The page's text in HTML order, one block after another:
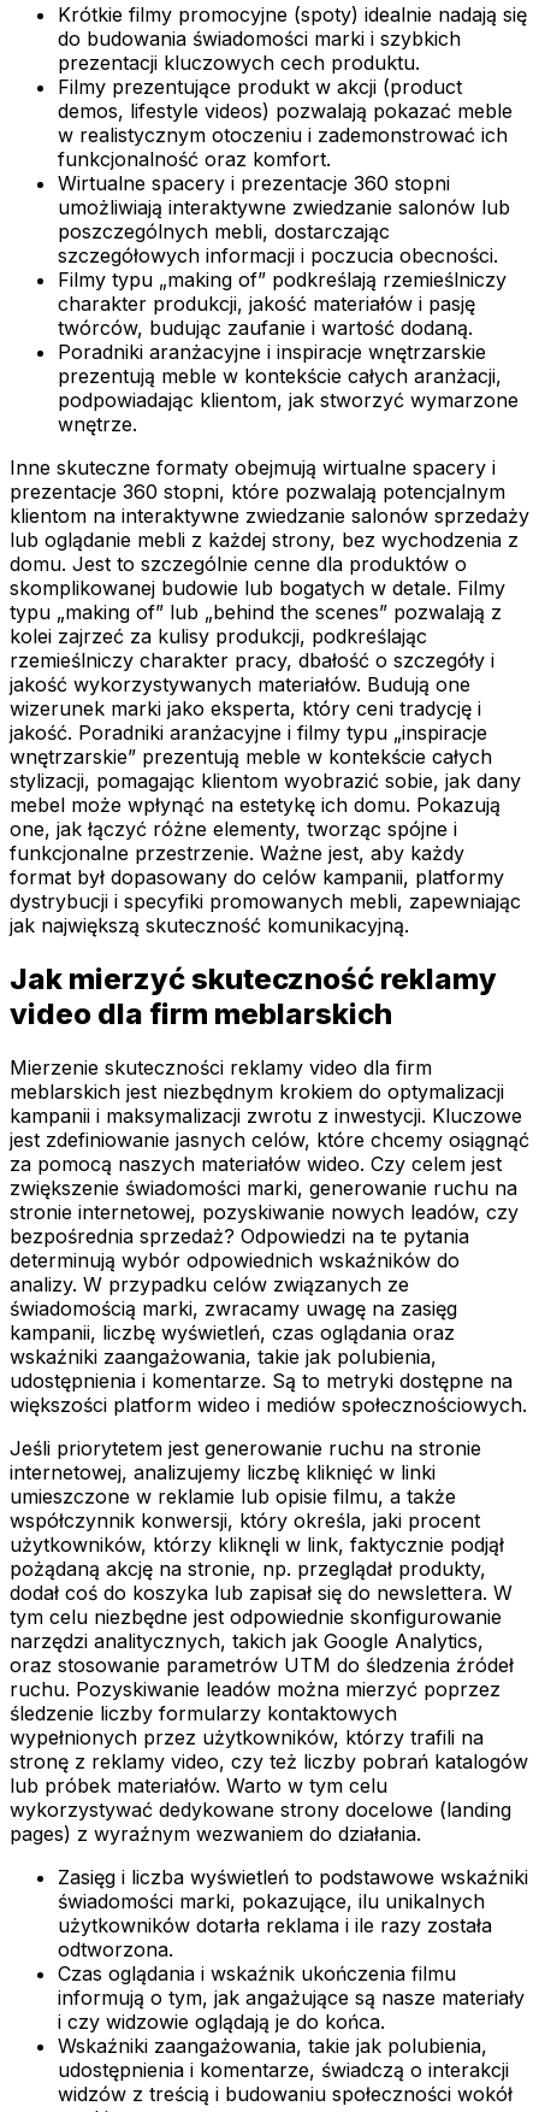
Krótkie filmy promocyjne (spoty) idealnie nadają się
do budowania świadomości marki i szybkich
prezentacji kluczowych cech produktu.
Filmy prezentujące produkt w akcji (product
demos, lifestyle videos) pozwalają pokazać meble
w realistycznym otoczeniu i zademonstrować ich
funkcjonalność oraz komfort.
Wirtualne spacery i prezentacje 360 stopni
umożliwiają interaktywne zwiedzanie salonów lub
poszczególnych mebli, dostarczając
szczegółowych informacji i poczucia obecności.
Filmy typu „making of” podkreślają rzemieślniczy
charakter produkcji, jakość materiałów i pasję
twórców, budując zaufanie i wartość dodaną.
Poradniki aranżacyjne i inspiracje wnętrzarskie
prezentują meble w kontekście całych aranżacji,
podpowiadając klientom, jak stworzyć wymarzone
wnętrze.
Inne skuteczne formaty obejmują wirtualne spacery i
prezentacje 360 stopni, które pozwalają potencjalnym
klientom na interaktywne zwiedzanie salonów sprzedaży
lub oglądanie mebli z każdej strony, bez wychodzenia z
domu. Jest to szczególnie cenne dla produktów o
skomplikowanej budowie lub bogatych w detale. Filmy
typu „making of” lub „behind the scenes” pozwalają z
kolei zajrzeć za kulisy produkcji, podkreślając
rzemieślniczy charakter pracy, dbałość o szczegóły i
jakość wykorzystywanych materiałów. Budują one
wizerunek marki jako eksperta, który ceni tradycję i
jakość. Poradniki aranżacyjne i filmy typu „inspiracje
wnętrzarskie” prezentują meble w kontekście całych
stylizacji, pomagając klientom wyobrazić sobie, jak dany
mebel może wpłynąć na estetykę ich domu. Pokazują
one, jak łączyć różne elementy, tworząc spójne i
funkcjonalne przestrzenie. Ważne jest, aby każdy
format był dopasowany do celów kampanii, platformy
dystrybucji i specyfiki promowanych mebli, zapewniając
jak największą skuteczność komunikacyjną.
Jak mierzyć skuteczność reklamy
video dla firm meblarskich
Mierzenie skuteczności reklamy video dla firm
meblarskich jest niezbędnym krokiem do optymalizacji
kampanii i maksymalizacji zwrotu z inwestycji. Kluczowe
jest zdefiniowanie jasnych celów, które chcemy osiągnąć
za pomocą naszych materiałów wideo. Czy celem jest
zwiększenie świadomości marki, generowanie ruchu na
stronie internetowej, pozyskiwanie nowych leadów, czy
bezpośrednia sprzedaż? Odpowiedzi na te pytania
determinują wybór odpowiednich wskaźników do
analizy. W przypadku celów związanych ze
świadomością marki, zwracamy uwagę na zasięg
kampanii, liczbę wyświetleń, czas oglądania oraz
wskaźniki zaangażowania, takie jak polubienia,
udostępnienia i komentarze. Są to metryki dostępne na
większości platform wideo i mediów społecznościowych.
Jeśli priorytetem jest generowanie ruchu na stronie
internetowej, analizujemy liczbę kliknięć w linki
umieszczone w reklamie lub opisie filmu, a także
współczynnik konwersji, który określa, jaki procent
użytkowników, którzy kliknęli w link, faktycznie podjął
pożądaną akcję na stronie, np. przeglądał produkty,
dodał coś do koszyka lub zapisał się do newslettera. W
tym celu niezbędne jest odpowiednie skonfigurowanie
narzędzi analitycznych, takich jak Google Analytics,
oraz stosowanie parametrów UTM do śledzenia źródeł
ruchu. Pozyskiwanie leadów można mierzyć poprzez
śledzenie liczby formularzy kontaktowych
wypełnionych przez użytkowników, którzy trafili na
stronę z reklamy video, czy też liczby pobrań katalogów
lub próbek materiałów. Warto w tym celu
wykorzystywać dedykowane strony docelowe (landing
pages) z wyraźnym wezwaniem do działania.
Zasięg i liczba wyświetleń to podstawowe wskaźniki
świadomości marki, pokazujące, ilu unikalnych
użytkowników dotarła reklama i ile razy została
odtworzona.
Czas oglądania i wskaźnik ukończenia filmu
informują o tym, jak angażujące są nasze materiały
i czy widzowie oglądają je do końca.
Wskaźniki zaangażowania, takie jak polubienia,
udostępnienia i komentarze, świadczą o interakcji
widzów z treścią i budowaniu społeczności wokół